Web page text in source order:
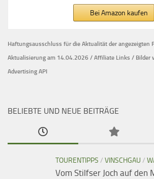
Bei Amazon kaufen
Haftungsausschluss für die Aktualität der angezeigten
Aktualisierung am 14.04.2026 / Affiliate Links / Bilder
Advertising API
BELIEBTE UND NEUE BEITRÄGE
TOURENTIPPS / VINSCHGAU /
Vom Stilfser Joch auf den